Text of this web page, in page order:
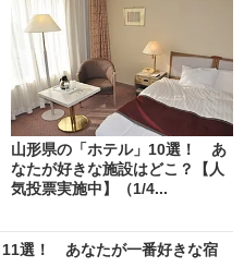
山形県の「ホテル」10選！ あ
なたが好きな施設はどこ？【人
気投票実施中】（1/4...
11選！ あなたが一番好きな宿